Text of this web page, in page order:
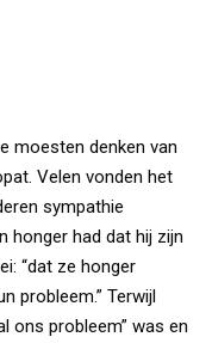
moesten denken van
Velen vonden het
sympathie
honger had dat hij zijn
“dat ze honger
probleem.” Terwijl
ons probleem” was en